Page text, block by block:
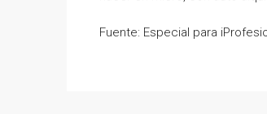
Fuente: Especial para